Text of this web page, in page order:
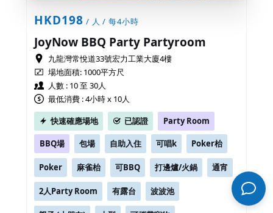
HKD198 / 人 / 每4小時
JoyNow BBQ Party Partyroom
九龍灣常悅道33號宏力工業大廈4樓
場地面積: 1000平方尺
人數 : 10 至 30人
最低消費 : 4小時 x 10人
快速確應場地
已認證 Party Room
BBQ場 包場 自助入住 可唱k Poker枱
Poker 麻雀枱 可BBQ 打邊爐/火鍋 通宵
2人Party Room 有露台 波波池